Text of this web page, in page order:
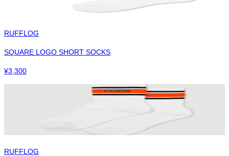
RUFFLOG
SQUARE LOGO SHORT SOCKS
¥3,300
RUFFLOG